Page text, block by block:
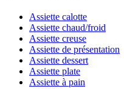
Assiette calotte
Assiette chaud/froid
Assiette creuse
Assiette de présentation
Assiette dessert
Assiette plate
Assiette à pain